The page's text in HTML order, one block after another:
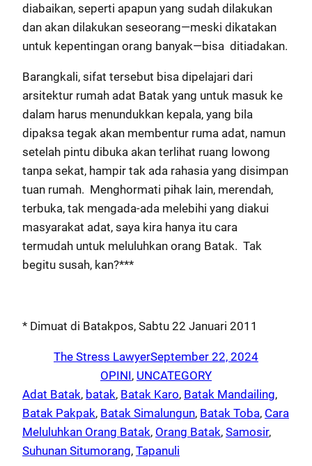
diabaikan, seperti apapun yang sudah dilakukan
dan akan dilakukan seseorang—meski dikatakan
untuk kepentingan orang banyak—bisa ditiadakan.
Barangkali, sifat tersebut bisa dipelajari dari
arsitektur rumah adat Batak yang untuk masuk ke
dalam harus menundukkan kepala, yang bila
dipaksa tegak akan membentur ruma adat, namun
setelah pintu dibuka akan terlihat ruang lowong
tanpa sekat, hampir tak ada rahasia yang disimpan
tuan rumah. Menghormati pihak lain, merendah,
terbuka, tak mengada-ada melebihi yang diakui
masyarakat adat, saya kira hanya itu cara
termudah untuk meluluhkan orang Batak. Tak
begitu susah, kan?***
* Dimuat di Batakpos, Sabtu 22 Januari 2011
The Stress LawyerSeptember 22, 2024
OPINI, UNCATEGORY
Adat Batak, batak, Batak Karo, Batak Mandailing
Batak Pakpak, Batak Simalungun, Batak Toba, Cara
Meluluhkan Orang Batak, Orang Batak, Samosir
Suhunan Situmorang, Tapanuli